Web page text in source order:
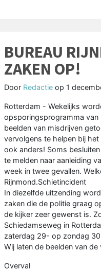
BUREAU
ZAKEN OP!
Door Redactie op 1
Rotterdam - Wekelijks
opsporingsprogramma van
beelden van misdrijven
vervolgens te helpen bij
ook anders! Soms
te melden naar aanleiding
week in twee gevallen.
Rijnmond.Schietincident
In diezelfde uitzending
zaken die de politie graag
de kijker zeer gewenst is.
Schiedamseweg in
zaterdag 29- op zondag
Wij laten de beelden van de
Overval